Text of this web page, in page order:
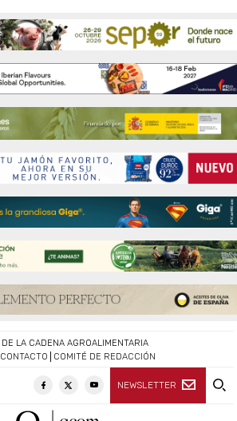
CONTACTO COMITÉ DE REDACCIÓN
NEWSLETTER
DE LA CADENA AGROALIMENTARIA